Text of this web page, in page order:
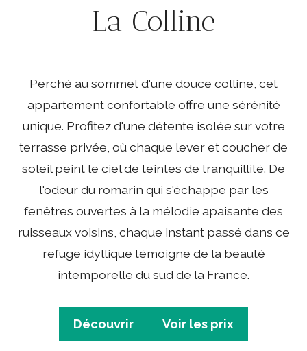
La Colline
Perché au sommet d'une douce colline, cet
appartement confortable offre une sérénité
unique. Profitez d'une détente isolée sur votre
terrasse privée, où chaque lever et coucher de
soleil peint le ciel de teintes de tranquillité. De
l'odeur du romarin qui s'échappe par les
fenêtres ouvertes à la mélodie apaisante des
ruisseaux voisins, chaque instant passé dans ce
refuge idyllique témoigne de la beauté
intemporelle du sud de la France.
Découvrir Voir les prix